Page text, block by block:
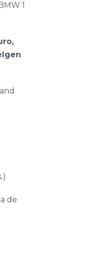
1
de